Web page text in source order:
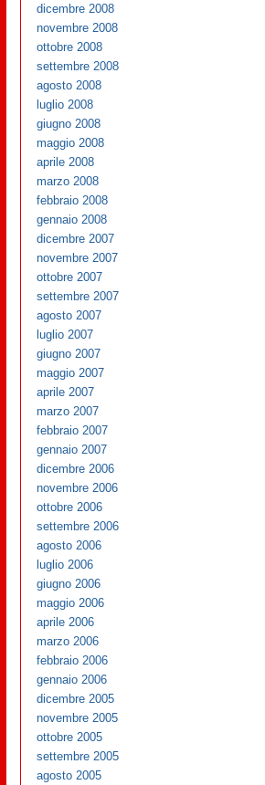
dicembre 2008
novembre 2008
ottobre 2008
settembre 2008
agosto 2008
luglio 2008
giugno 2008
maggio 2008
aprile 2008
marzo 2008
febbraio 2008
gennaio 2008
dicembre 2007
novembre 2007
ottobre 2007
settembre 2007
agosto 2007
luglio 2007
giugno 2007
maggio 2007
aprile 2007
marzo 2007
febbraio 2007
gennaio 2007
dicembre 2006
novembre 2006
ottobre 2006
settembre 2006
agosto 2006
luglio 2006
giugno 2006
maggio 2006
aprile 2006
marzo 2006
febbraio 2006
gennaio 2006
dicembre 2005
novembre 2005
ottobre 2005
settembre 2005
agosto 2005